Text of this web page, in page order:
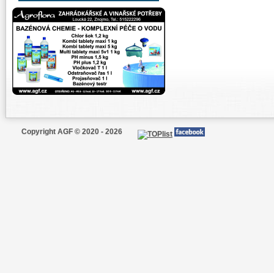
Copyright AGF © 2020 - 2026